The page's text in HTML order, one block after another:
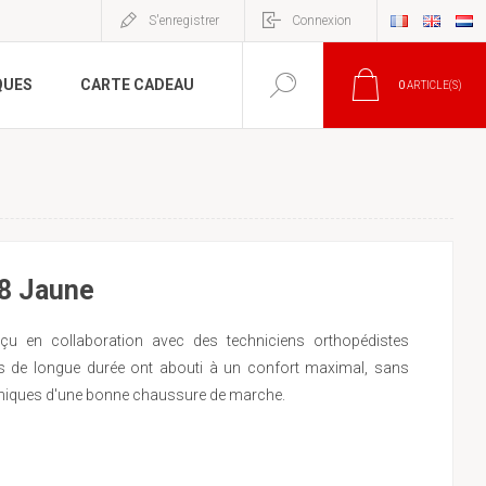
S'enregistrer Connexion
CARTE CADEAU 0ARTICLE(S)
Jaune
en collaboration avec des techniciens orthopédistes
de longue durée ont abouti à un confort maximal, sans
d'une bonne chaussure de marche.